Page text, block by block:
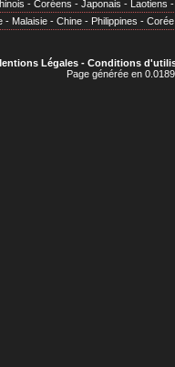
- Coréens - Japonais - Laotiens
- Malaisie - Chine - Philippines - Corée
Légales- Conditions
Page générée en